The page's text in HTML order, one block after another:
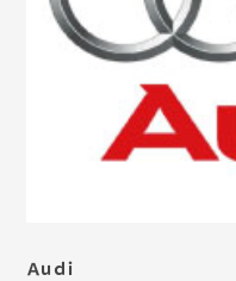
Ａｕｄｉ